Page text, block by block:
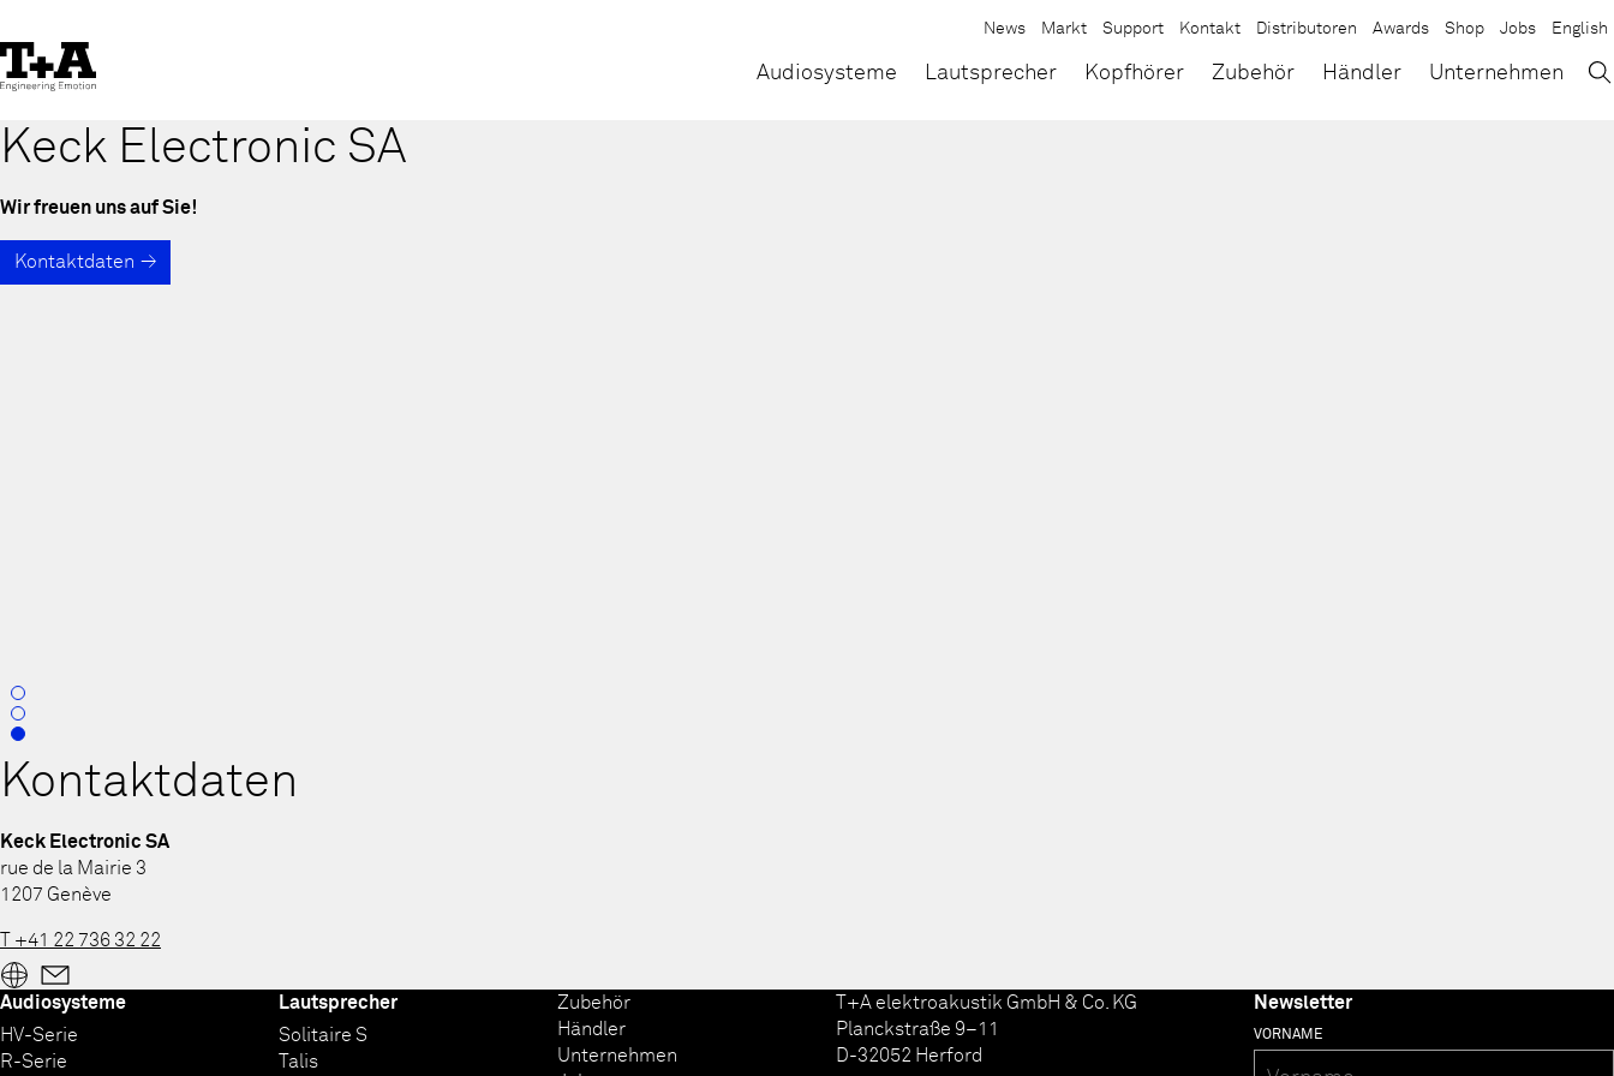
to
Content
Audiosysteme Lautsprecher Kopfhörer Zubehör Händler Unternehmen
News Markt Support Kontakt Distributoren Awards Shop Jobs English
Keck Electronic SA
Wir freuen uns auf Sie!
Kontaktdaten
Kontaktdaten
Keck Electronic SA
rue de la Mairie 3
1207 Genève
T +41 22 736 32 22
Audiosysteme
HV-Serie
R-Serie
Lautsprecher
Solitaire S
Talis
Zubehör
Händler
Unternehmen
T+A elektroakustik GmbH & Co. KG
Planckstraße 9–11
D-32052 Herford
Newsletter
VORNAME
→ ×
0
1